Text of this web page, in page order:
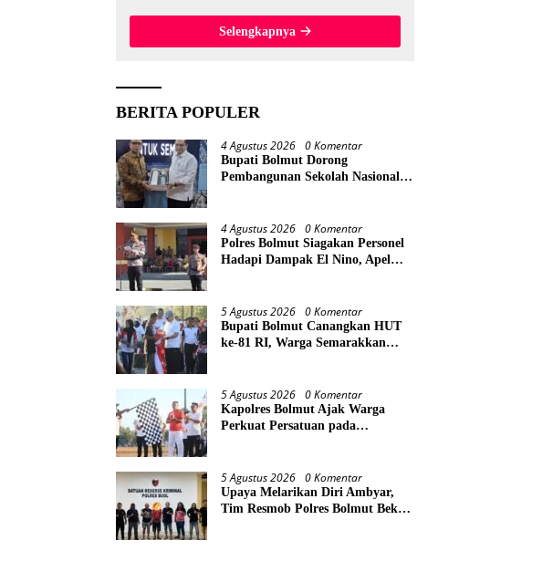
Meter dari Lokasi
Selengkapnya
BERITA POPULER
4 Agustus 2026 0 Komentar
Bupati Bolmut Dorong
Pembangunan Sekolah Nasional
4 Agustus 2026 0 Komentar
Polres Bolmut Siagakan Personel
Hadapi Dampak El Nino, Apel
5 Agustus 2026 0 Komentar
Bupati Bolmut Canangkan HUT
ke-81 RI, Warga Semarakkan
5 Agustus 2026 0 Komentar
Kapolres Bolmut Ajak Warga
Perkuat Persatuan pada
5 Agustus 2026 0 Komentar
Upaya Melarikan Diri Ambyar,
Tim Resmob Polres Bolmut Bekuk